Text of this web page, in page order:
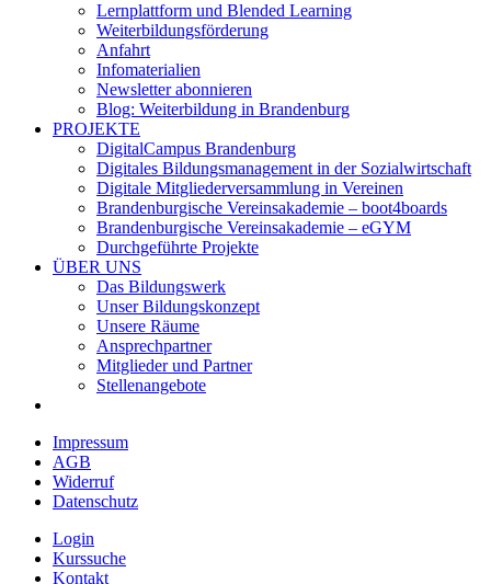
Lernplattform und Blended Learning
Weiterbildungsförderung
Anfahrt
Infomaterialien
Newsletter abonnieren
Blog: Weiterbildung in Brandenburg
PROJEKTE
DigitalCampus Brandenburg
Digitales Bildungsmanagement in der Sozialwirtschaft
Digitale Mitgliederversammlung in Vereinen
Brandenburgische Vereinsakademie – boot4boards
Brandenburgische Vereinsakademie – eGYM
Durchgeführte Projekte
ÜBER UNS
Das Bildungswerk
Unser Bildungskonzept
Unsere Räume
Ansprechpartner
Mitglieder und Partner
Stellenangebote
Impressum
AGB
Widerruf
Datenschutz
Login
Kurssuche
Kontakt